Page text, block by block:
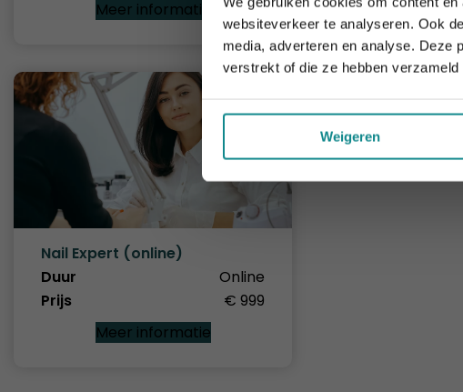
websiteverkeer te analyseren. Ook
media, adverteren en analyse. Deze
verstrekt of die ze hebben
Weigeren
Meer informatie
Meer
Nail Expert (online)
Duur
Online
Prijs
€ 999
Meer informatie